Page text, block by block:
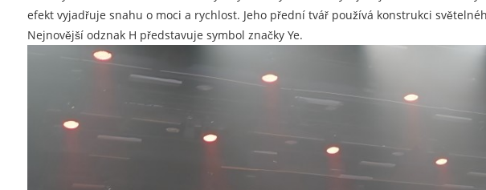
efekt vyjadřuje snahu o moci a rychlost. Jeho přední tvář používá konstrukci
Nejnovější odznak H představuje symbol značky Ye.